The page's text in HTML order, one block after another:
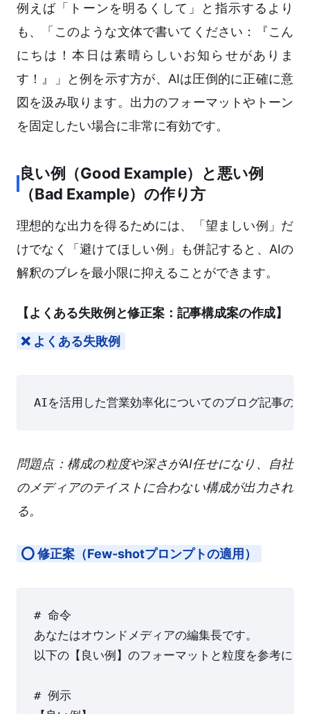
例えば「トーンを明るくして」と指示するより
も、「このような文体で書いてください：『こん
にちは！本日は素晴らしいお知らせがありま
す！』」と例を示す方が、AIは圧倒的に正確に意
図を汲み取ります。出力のフォーマットやトーン
を固定したい場合に非常に有効です。
良い例（Good Example）と悪い例
（Bad Example）の作り方
理想的な出力を得るためには、「望ましい例」だ
けでなく「避けてほしい例」も併記すると、AIの
解釈のブレを最小限に抑えることができます。
【よくある失敗例と修正案：記事構成案の作成】
❌ よくある失敗例
問題点：構成の粒度や深さがAI任せになり、自社
のメディアのテイストに合わない構成が出力され
る。
⭕ 修正案（Few-shotプロンプトの適用）
# 命令
あなたはオウンドメディアの編集長です。
以下の【良い例】のフォーマットと粒度を参考に
# 例示